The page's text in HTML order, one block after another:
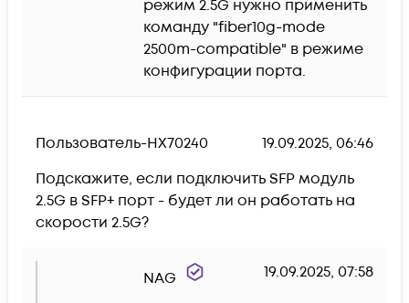
режим 2.5G нужно применить
команду "fiber10g-mode
2500m-compatible" в режиме
конфигурации порта.
Пользователь-HX70240
19.09.2025, 06:46
Подскажите, если подключить SFP модуль
2.5G в SFP+ порт - будет ли он работать на
скорости 2.5G?
NAG 19.09.2025, 07:58